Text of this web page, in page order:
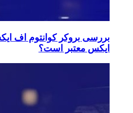
بررسی بروکر کوانتوم اف
ایکس معتبر است؟